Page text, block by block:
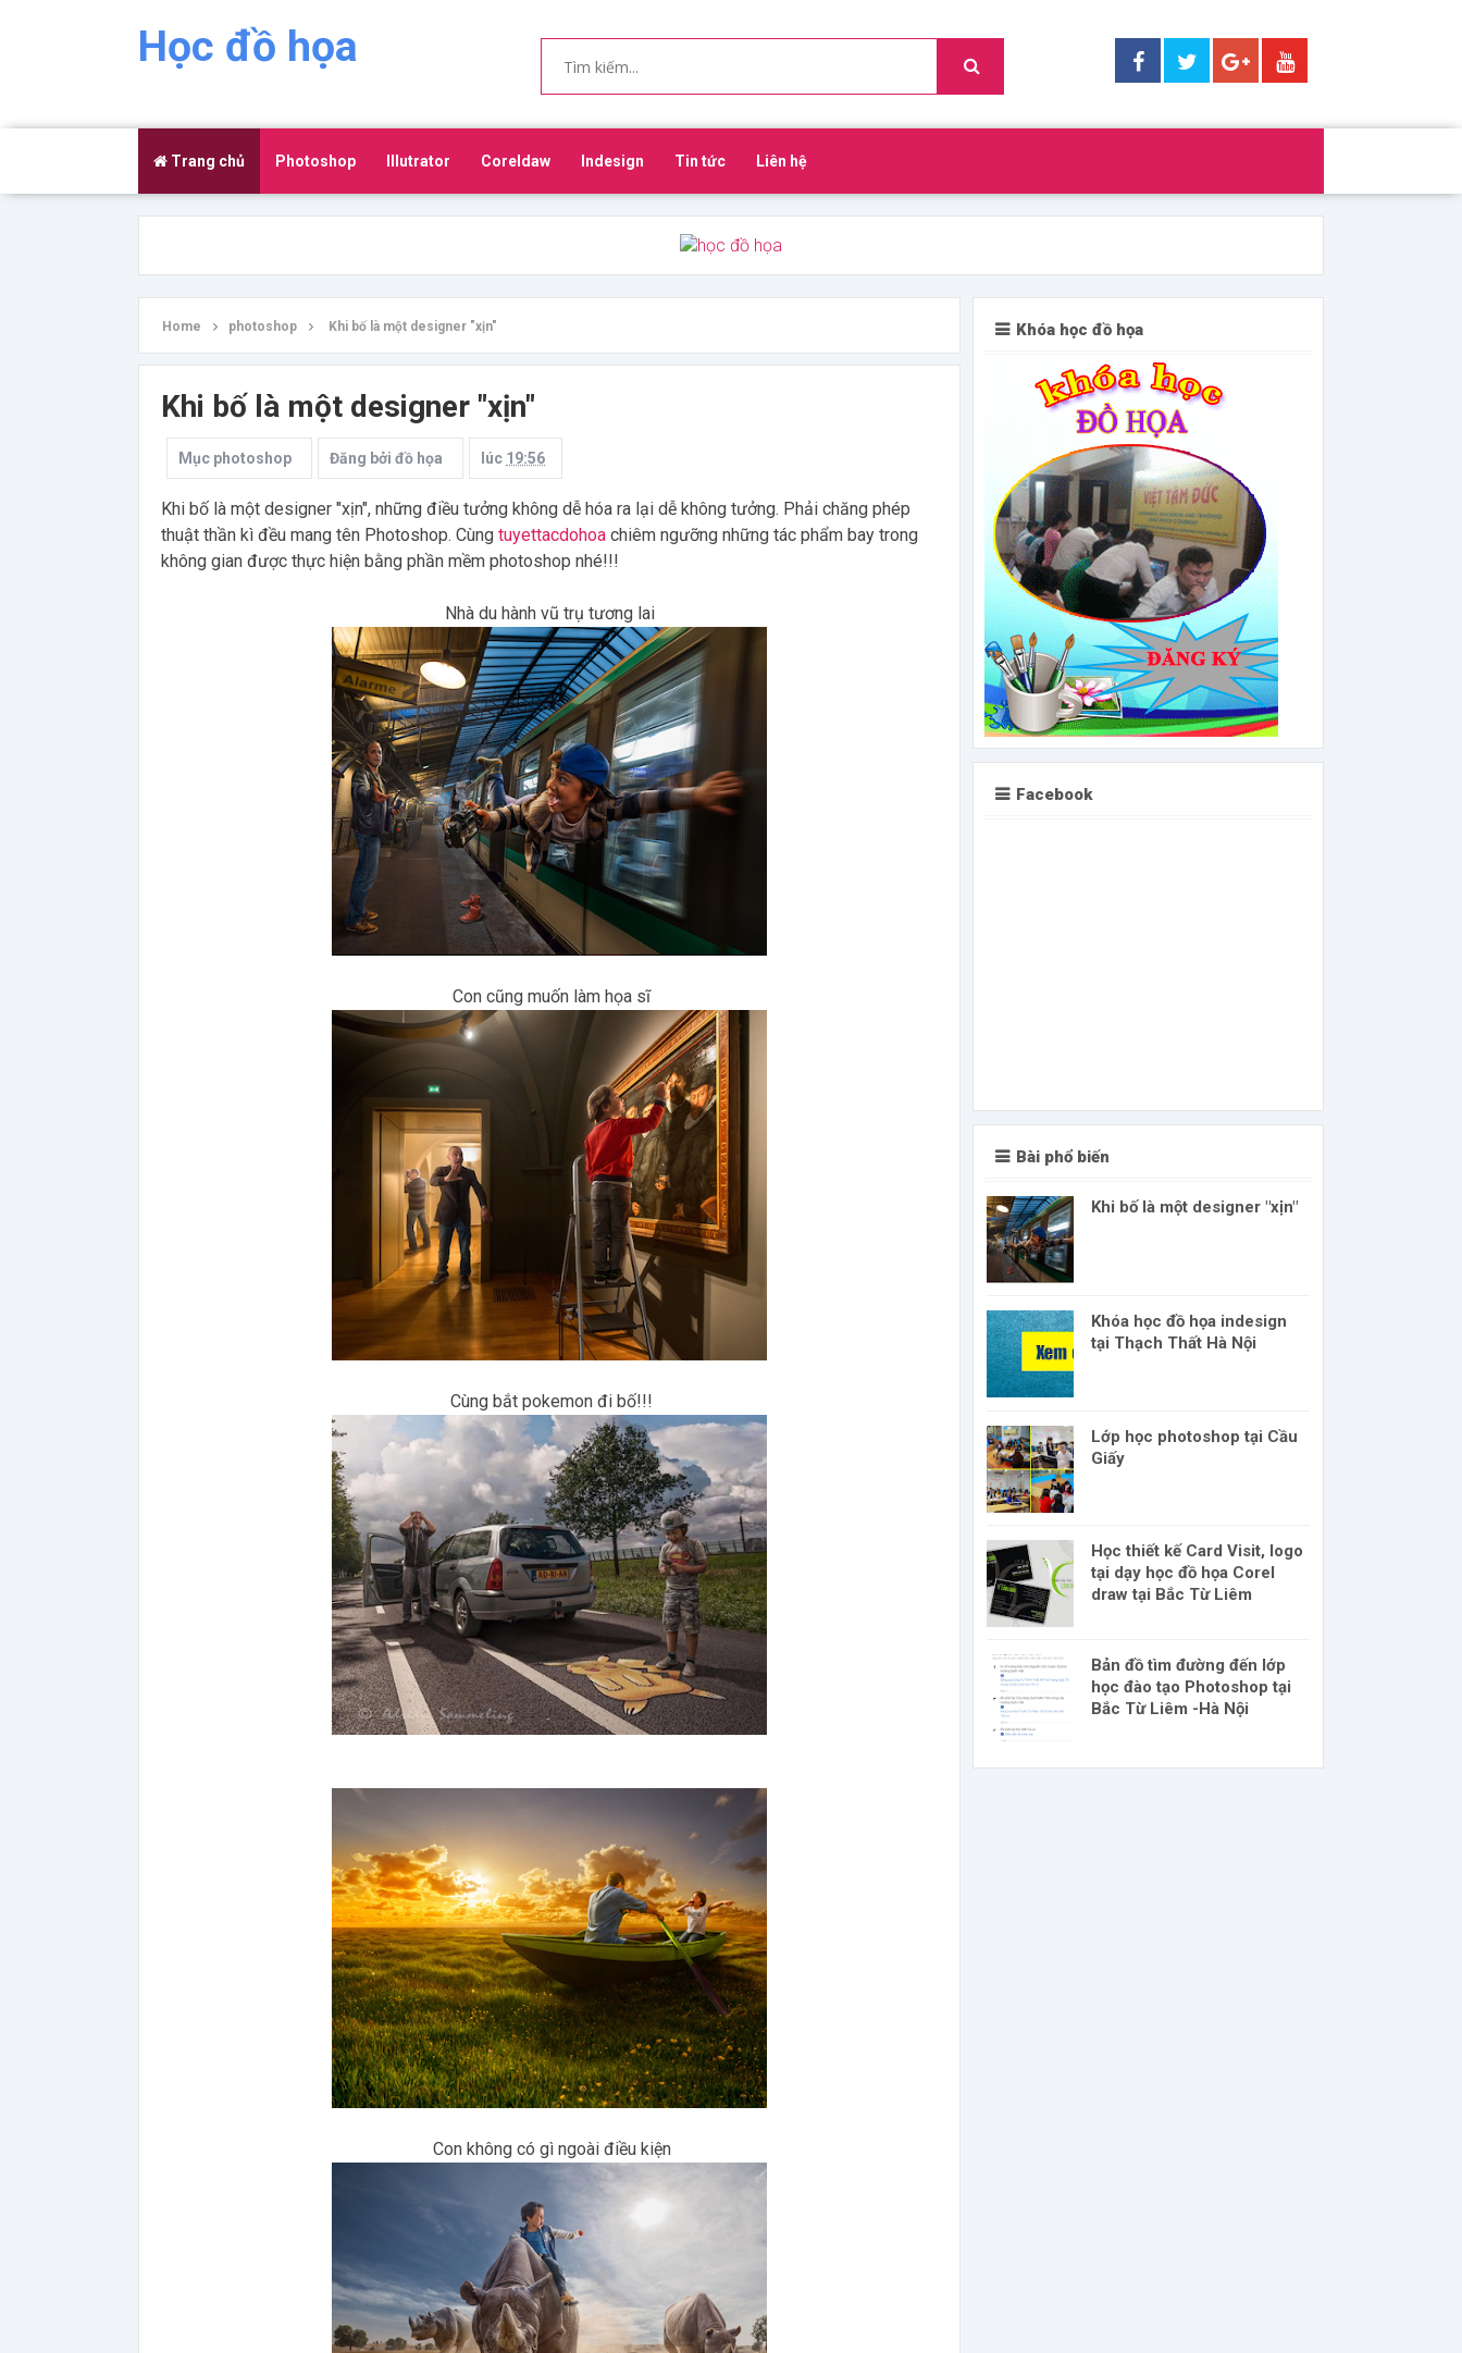
Học đồ họa
Trang chủ Photoshop Illutrator Coreldaw Indesign Tin tức Liên hệ
Home photoshop Khi bố là một designer "xịn"
Khi bố là một designer "xịn"
Mục photoshop Đăng bởi đồ họa lúc 19:56
Khi bố là một designer "xịn", những điều tưởng không dễ hóa ra lại dễ không tưởng. Phải chăng phép
thuật thần kì đều mang tên Photoshop. Cùng tuyettacdohoa chiêm ngưỡng những tác phẩm bay trong
không gian được thực hiện bằng phần mềm photoshop nhé!!!
Nhà du hành vũ trụ tương lai
Con cũng muốn làm họa sĩ
Cùng bắt pokemon đi bố!!!
Con không có gì ngoài điều kiện
Khóa học đồ họa
Facebook
Bài phổ biến
Khi bố là một designer "xịn"
Khóa học đồ họa indesign
tại Thạch Thất Hà Nội
Lớp học photoshop tại Cầu
Giấy
Học thiết kế Card Visit, logo
tại dạy học đồ họa Corel
draw tại Bắc Từ Liêm
Bản đồ tìm đường đến lớp
học đào tạo Photoshop tại
Bắc Từ Liêm -Hà Nội